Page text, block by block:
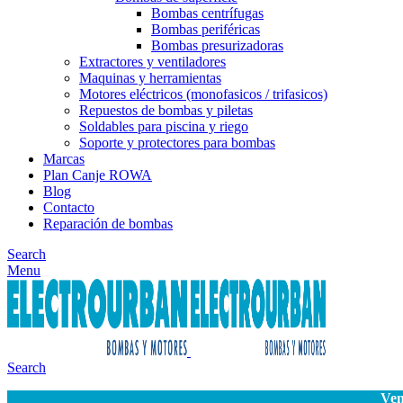
Bombas centrífugas
Bombas periféricas
Bombas presurizadoras
Extractores y ventiladores
Maquinas y herramientas
Motores eléctricos (monofasicos / trifasicos)
Repuestos de bombas y piletas
Soldables para piscina y riego
Soporte y protectores para bombas
Marcas
Plan Canje ROWA
Blog
Contacto
Reparación de bombas
Search
Menu
Search